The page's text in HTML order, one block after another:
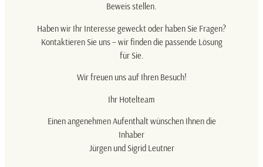
Beweis stellen.
Haben wir Ihr Interesse geweckt oder haben Sie Fragen?
Kontaktieren Sie uns – wir finden die passende Lösung
für Sie.
Wir freuen uns auf Ihren Besuch!
Ihr Hotelteam
Einen angenehmen Aufenthalt wünschen Ihnen die
Inhaber
Jürgen und Sigrid Leutner